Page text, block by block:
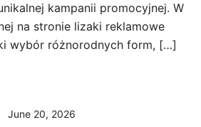
kampanii promocyjnej. W
na stronie lizaki reklamowe
wybór różnorodnych form, […]
June 20, 2026